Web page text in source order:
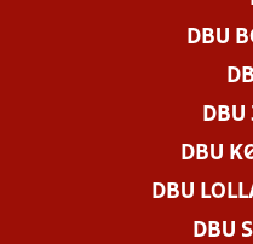
DBU
DBU
DBU
DBU
DBU